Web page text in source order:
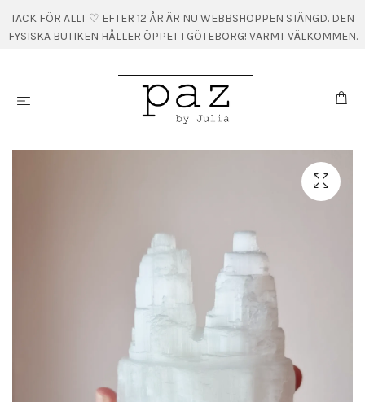
TACK FÖR ALLT ♡ EFTER 12 ÅR ÄR NU WEBBSHOPPEN STÄNGD. DEN
FYSISKA BUTIKEN HÅLLER ÖPPET I GÖTEBORG! VARMT VÄLKOMMEN.